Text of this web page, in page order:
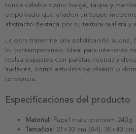
tonos cálidos como beige, taupe y
empolvado que añaden un toque
abstracto destaca por su textura realista y
La obra transmite una sofisticación
lo contemporáneo. Ideal para interiores
realza espacios con paletas neutras y
audaces, como estudios de diseño o
tendencia.
Especificaciones del producto
Material: Papel mate premium 240g
Tamaños: 21×30 cm (A4), 30×40